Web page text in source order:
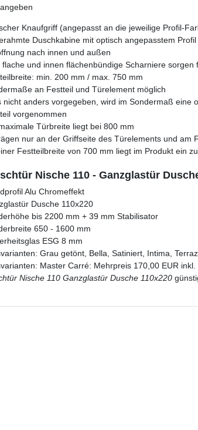
Knaufgriff (angepasst an die jeweilige Profil-
Duschkabine mit optisch angepasstem Profil
nach innen und außen
flache und innen flächenbündige Scharniere sorgen
min. 200 mm / max. 750 mm
an Festteil und Türelement möglich
nicht anders vorgegeben, wird im Sondermaß eine
vorgenommen
Türbreite liegt bei 800 mm
nur an der Griffseite des Türelements und am
Festteilbreite von 700 mm liegt im Produkt ein
Nische 110 - Ganzglastür
Alu Chromeffekt
Dusche 110x220
bis 2200 mm + 39 mm Stabilisator
650 - 1600 mm
ESG 8 mm
Grau getönt, Bella, Satiniert, Intima,
Master Carré: Mehrpreis 170,00 EUR inkl.
Nische 110 Ganzglastür Dusche 110x220